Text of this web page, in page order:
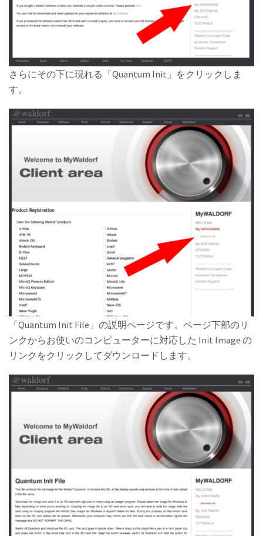
さらにその下に現れる「Quantum Init」をクリックしま
す。
「Quantum Init File」の説明ページです。ページ下部のリ
ンクからお使いのコンピューターに対応した Init Image の
リンクをクリックしてダウンロードします。